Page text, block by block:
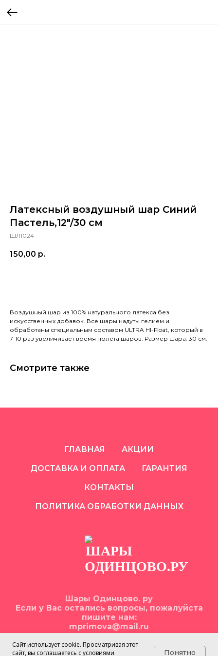
Латексный воздушный шар Синий
Пастель,12"/30 см
ШЛ1024
150,00 р.
Воздушный шар из 100% натурального латекса без
искусственных добавок. Все шары надуты гелием и
обработаны специальным составом ULTRA HI-Float, который в
7-10 раз увеличивает время полета шаров. Размер шара: 30 см.
Смотрите также
ГЛАВНАЯ АКЦИИ
ДОСТАВКА И ОПЛАТА ГАРАНТИЯ
КОНТАКТЫ
ПОЛИТИКА ОБРАБОТКИ ДАННЫХ
Шары Одинцово. ру
Если у Вас остались вопросы, пожалуйста
пишите нам:
mprimova@mail.ru
Сайт использует cookie. Просматривая этот
сайт, вы соглашаетесь с условиями
Понятно